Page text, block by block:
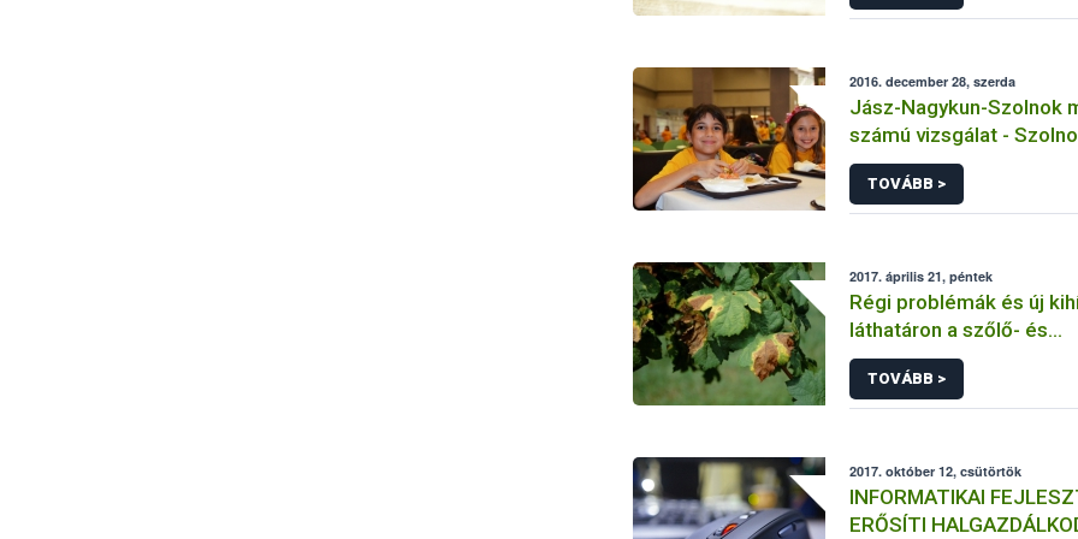
2016. december 28, szerda
Jász-Nagykun-Szolnok
számú vizsgálat -
Intézményszolgálata
Általános Iskola
TOVÁBB >
2017. április 21, péntek
Régi problémák és új
láthatáron a szőlő- és
gyümölcstermesztésben
TOVÁBB >
2017. október 12, csütörtök
INFORMATIKAI
ERŐSÍTI